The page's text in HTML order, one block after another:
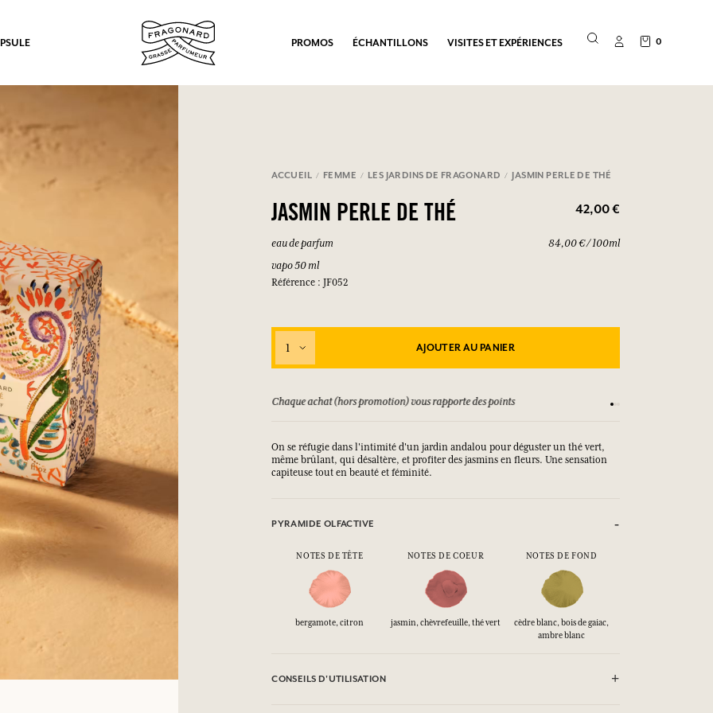
SE CONNECTER
SE CONNECTER
SE CONNECTER
SE CONNECTER
SE CONNECTER
PROMOS ÉCHANTILLONS VISITES ET EXPÉRIENCES 0
ACCUEIL FEMME LES JARDINS DE FRAGONARD JASMIN PERLE DE THÉ
JASMIN PERLE DE THÉ 42,00 €
eau de parfum
vapo 50 ml
Référence : JF052
84,00 € / 100ml
1 AJOUTER AU PANIER
(hors promotion) vous rapporte des points Consultez nos CGV
On se réfugie dans l'intimité d'un jardin andalou pour déguster un thé vert,
même brûlant, qui désaltère, et profiter des jasmins en fleurs. Une sensation
capiteuse tout en beauté et féminité.
PYRAMIDE OLFACTIVE
NOTES DE TÊTE NOTES DE COEUR NOTES DE FOND
bergamote, citron jasmin, chèvrefeuille, thé vert
cèdre blanc, bois de gaiac,
ambre blanc
CONSEILS D'UTILISATION